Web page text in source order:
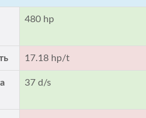
480 hp
17.18 hp/t
37 d/s